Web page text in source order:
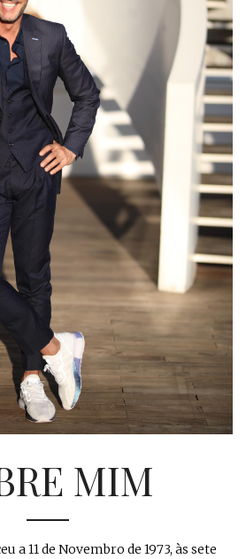
MIM
a 11 de Novembro de 1973, às sete